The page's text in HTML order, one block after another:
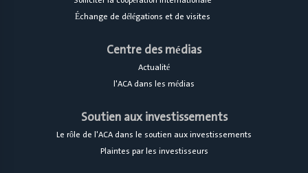
Échange de délégations et de visites
Centre des médias
Actualité
l'ACA dans les médias
Soutien aux investissements
Le rôle de l'ACA dans le soutien aux investissements
Plaintes par les investisseurs